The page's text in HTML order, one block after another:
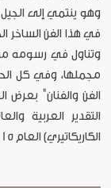
وهو ينتمي إلى الجيل
في هذا الفن الساخر
وتناول في رسومه
مجملها، وفي كل
الفن والفنان" بعرض
التقدير العربية
الكاريكاتيري) العام 2015.